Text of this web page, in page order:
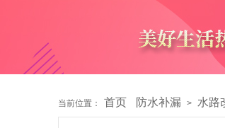
当前位置： 首页 防水补漏 > 水路